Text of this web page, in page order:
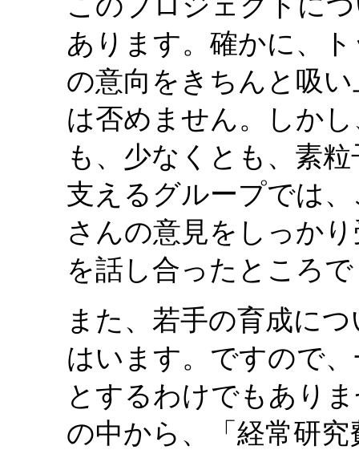
あります。確かに、
の意向をきちんと吸
は否めません。しか
も、少なくとも、素
支えるグループでは
さんの意見をしっか
を話し合ったところ
また、若手の育成に
はいます。ですので
とするわけでもあり
の中から、「経常研